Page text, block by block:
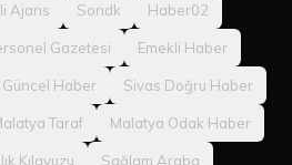
Ajans Sondk Haber02
Gazetesi Emekli Haber
Haber Sivas Doğru Haber
Taraf Malatya Odak Haber
Kılavuzu Sağlam Araba